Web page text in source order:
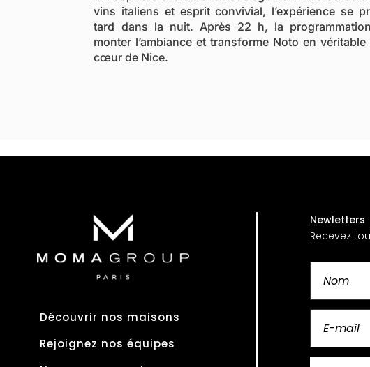
vins italiens et esprit convivial, l’expérience se
tard dans la nuit. Après 22 h, la
monter l’ambiance et transforme Noto en
cœur de Nice.
Découvrir nos maisons
Rejoignez nos équipes
Newletters
Recevez